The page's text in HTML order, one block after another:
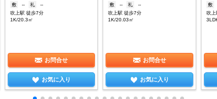
敷
-- 礼
--
吹上駅 徒歩7分
1K/20.3㎡
お問合せ
お気に入り
敷
-- 礼
--
吹上駅 徒歩7分
1K/20.03㎡
お問合せ
お気に入り
敷
吹上